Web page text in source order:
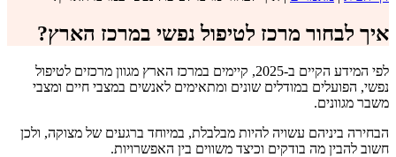
איך לבחור מרכז לטיפול נפשי במרכז הארץ?
לפי המידע הקיים ב-2025, קיימים במרכז הארץ מגוון מרכזים לטיפול
נפשי, הפועלים במודלים שונים ומתאימים לאנשים במצבי חיים ומצבי
משבר מגוונים.
הבחירה ביניהם עשויה להיות מבלבלת, במיוחד ברגעים של מצוקה, ולכן
חשוב להבין מה בודקים וכיצד משווים בין האפשרויות.